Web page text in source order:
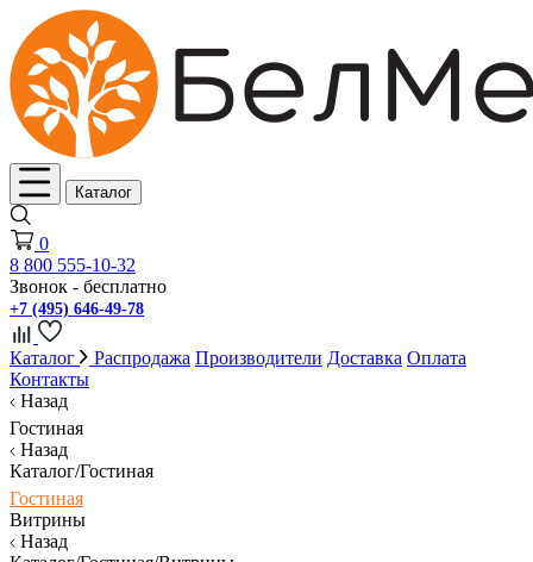
Каталог
0
8 800 555-10-32
Звонок - бесплатно
+7 (495) 646-49-78
Каталог Распродажа Производители Доставка Оплата
Контакты
Назад
Гостиная
Назад
Каталог/Гостиная
Гостиная
Витрины
Назад